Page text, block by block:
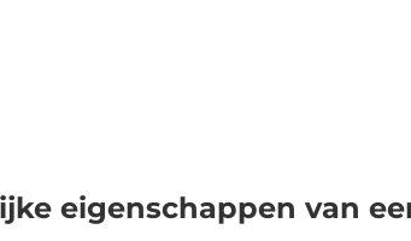
eigenschappen van